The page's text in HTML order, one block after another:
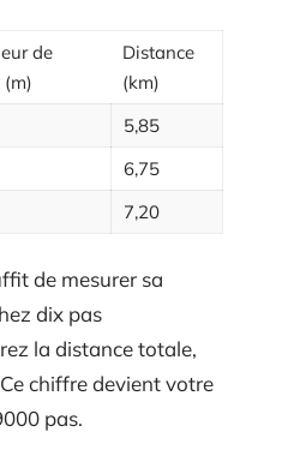
de
Distance
(km)
5,85
6,75
7,20
de mesurer sa
dix pas
la distance totale,
chiffre devient votre
pas.